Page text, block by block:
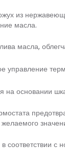
из
масла.
масла,
управление
на основании
в соответствии